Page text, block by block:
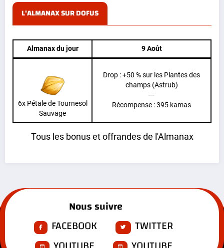
L'ALMANAX SUR DOFUS
Almanax du jour 9 Août
6x Pétale de Tournesol
Sauvage
Drop : +50 % sur les Plantes des
champs (Astrub)
---
Récompense : 395 kamas
Tous les bonus et offrandes de l'Almanax
Nous suivre
FACEBOOK
TWITTER